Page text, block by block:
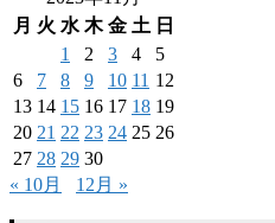
月 火 水 木 金 土 日
1
2 3 4
5
6
7 8 9 10 11 12
13 14 15 16 17 18 19
20 21 22 23 24 25 26
27 28 29 30
« 10月
12月 »